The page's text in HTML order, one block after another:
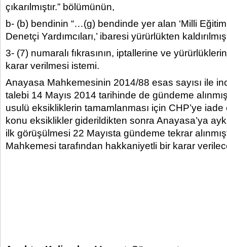
çıkarılmıştır.” bölümünün,
b- (b) bendinin “…(g) bendinde yer alan ‘Milli
Denetçi Yardımcıları,’ ibaresi yürürlükten
3- (7) numaralı fıkrasının, iptallerine ve
karar verilmesi istemi.
Anayasa Mahkemesinin 2014/88 esas sayısı ile
talebi 14 Mayıs 2014 tarihinde de gündeme
usulü eksikliklerin tamamlanması için CHP’ye
konu eksiklikler giderildikten sonra Anayasa’ya
ilk görüşülmesi 22 Mayısta gündeme tekrar
Mahkemesi tarafından hakkaniyetli bir karar